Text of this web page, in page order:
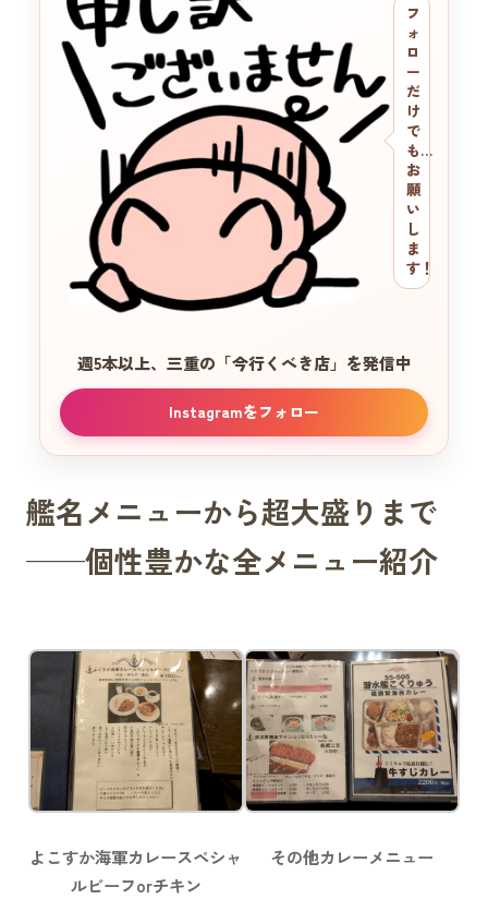
フ
ォ
ロ
ー
だ
け
で
も…
お
願
い
し
ま
す！
週5本以上、三重の 「今行くべき店」を発信中
Instagramをフォロー
艦名メニューから超大盛りまで
——個性豊かな全メニュー紹介
よこすか海軍カレースペシャ
ルビーフorチキン
その他カレーメニュー